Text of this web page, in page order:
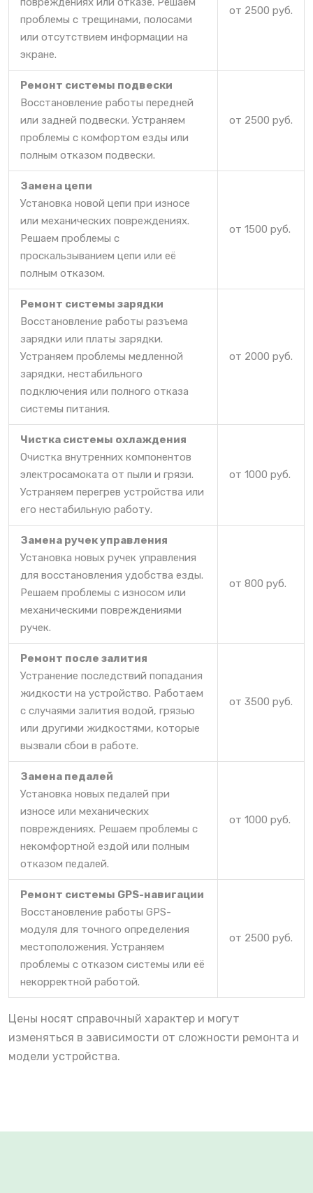
проблемы с трещинами, полосами
или отсутствием информации на
экране.
от 2500 руб.
Ремонт системы подвески
Восстановление работы передней
или задней подвески. Устраняем
проблемы с комфортом езды или
полным отказом подвески.
от 2500 руб.
Замена цепи
Установка новой цепи при износе
или механических повреждениях.
Решаем проблемы с
проскальзыванием цепи или её
полным отказом.
от 1500 руб.
Ремонт системы зарядки
Восстановление работы разъема
зарядки или платы зарядки.
Устраняем проблемы медленной
зарядки, нестабильного
подключения или полного отказа
системы питания.
от 2000 руб.
Чистка системы охлаждения
Очистка внутренних компонентов
электросамоката от пыли и грязи.
Устраняем перегрев устройства или
его нестабильную работу.
от 1000 руб.
Замена ручек управления
Установка новых ручек управления
для восстановления удобства езды.
Решаем проблемы с износом или
механическими повреждениями
ручек.
от 800 руб.
Ремонт после залития
Устранение последствий попадания
жидкости на устройство. Работаем
с случаями залития водой, грязью
или другими жидкостями, которые
вызвали сбои в работе.
от 3500 руб.
Замена педалей
Установка новых педалей при
износе или механических
повреждениях. Решаем проблемы с
некомфортной ездой или полным
отказом педалей.
от 1000 руб.
Ремонт системы GPS-навигации
Восстановление работы GPS-
модуля для точного определения
местоположения. Устраняем
проблемы с отказом системы или её
некорректной работой.
от 2500 руб.
Цены носят справочный характер и могут
изменяться в зависимости от сложности ремонта и
модели устройства.